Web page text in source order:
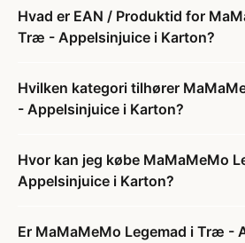
Hvad er EAN / Produktid for
Træ - Appelsinjuice i Karton?
Hvilken kategori tilhører
- Appelsinjuice i Karton?
Hvor kan jeg købe MaMaMeMo
Appelsinjuice i Karton?
Er MaMaMeMo Legemad i Træ -